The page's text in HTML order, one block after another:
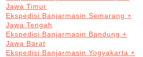
Jawa Timur
Ekspedisi Banjarmasin Semarang +
Jawa Tengah
Ekspedisi Banjarmasin Bandung +
Jawa Barat
Ekspedisi Banjarmasin Yogyakarta +